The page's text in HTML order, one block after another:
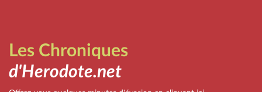
Les Chroniques
d'Herodote.net